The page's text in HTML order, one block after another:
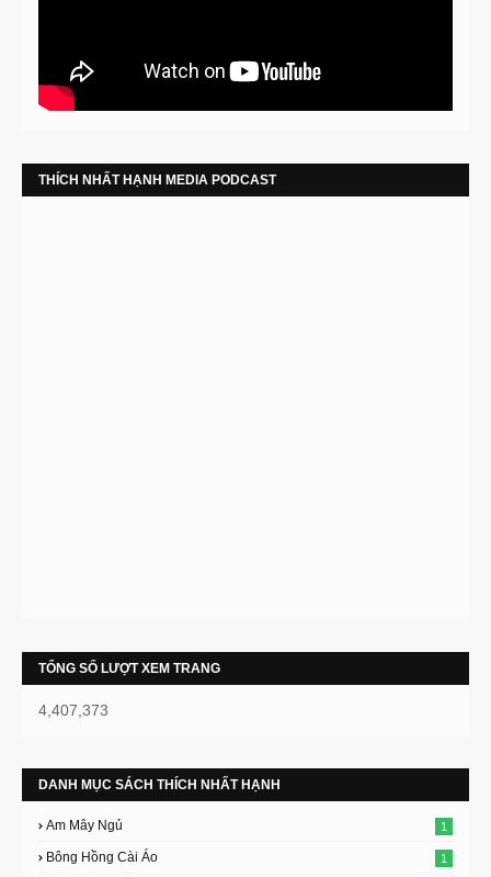
THÍCH NHẤT HẠNH MEDIA PODCAST
TỔNG SỐ LƯỢT XEM TRANG
4,407,373
DANH MỤC SÁCH THÍCH NHẤT HẠNH
Am Mây Ngủ 1
Bông Hồng Cài Áo 1